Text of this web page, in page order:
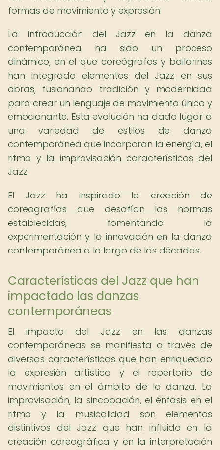
formas de movimiento y expresión.
La introducción del Jazz en la danza
contemporánea ha sido un proceso
dinámico, en el que coreógrafos y bailarines
han integrado elementos del Jazz en sus
obras, fusionando tradición y modernidad
para crear un lenguaje de movimiento único y
emocionante. Esta evolución ha dado lugar a
una variedad de estilos de danza
contemporánea que incorporan la energía, el
ritmo y la improvisación característicos del
Jazz.
El Jazz ha inspirado la creación de
coreografías que desafían las normas
establecidas, fomentando la
experimentación y la innovación en la danza
contemporánea a lo largo de las décadas.
Características del Jazz que han
impactado las danzas
contemporáneas
El impacto del Jazz en las danzas
contemporáneas se manifiesta a través de
diversas características que han enriquecido
la expresión artística y el repertorio de
movimientos en el ámbito de la danza. La
improvisación, la sincopación, el énfasis en el
ritmo y la musicalidad son elementos
distintivos del Jazz que han influido en la
creación coreográfica y en la interpretación